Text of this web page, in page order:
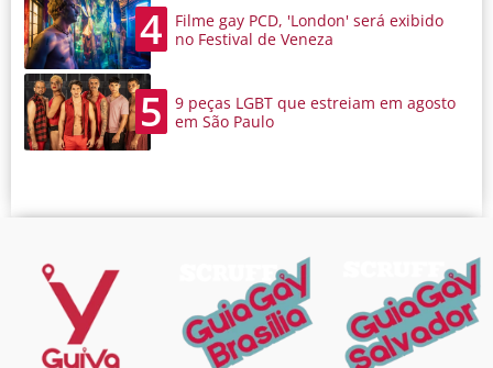
4
Filme gay PCD, 'London' será exibido
no Festival de Veneza
5
9 peças LGBT que estreiam em agosto
em São Paulo